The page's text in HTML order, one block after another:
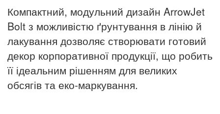
Компактний, модульний дизайн ArrowJet
Bolt з можливістю ґрунтування в лінію й
лакування дозволяє створювати готовий
декор корпоративної продукції, що робить
її ідеальним рішенням для великих
обсягів та еко-маркування.